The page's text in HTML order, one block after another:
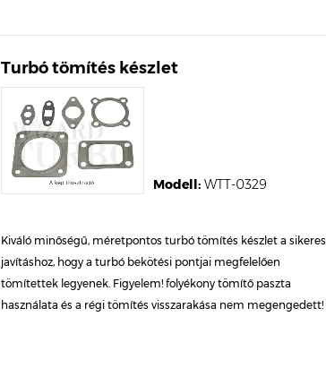
Turbó tömítés készlet
Modell: WTT-0329
Kiváló minőségű, méretpontos turbó tömítés készlet a sikeres
javításhoz, hogy a turbó bekötési pontjai megfelelően
tömítettek legyenek. Figyelem! folyékony tömítő paszta
használata és a régi tömítés visszarakása nem megengedett!